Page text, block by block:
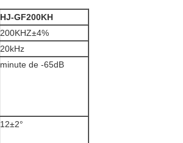
HJ-GF200KH
200KHZ±4%
20kHz
minute de -65dB
12±2°